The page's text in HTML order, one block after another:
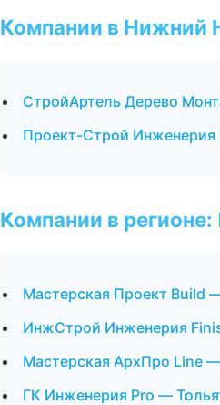
Компании в Нижний
СтройАртель Дерево
Проект-Строй
Компании в
Мастерская Проект Build
ИнжСтрой Инженерия
Мастерская АрхПро Line
ГК Инженерия Pro —